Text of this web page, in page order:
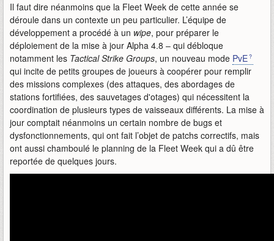
Il faut dire néanmoins que la Fleet Week de cette année se
déroule dans un contexte un peu particulier. L’équipe de
développement a procédé à un wipe, pour préparer le
déploiement de la mise à jour Alpha 4.8 – qui débloque
notamment les Tactical Strike Groups, un nouveau mode PvE
qui incite de petits groupes de joueurs à coopérer pour remplir
des missions complexes (des attaques, des abordages de
stations fortifiées, des sauvetages d'otages) qui nécessitent la
coordination de plusieurs types de vaisseaux différents. La mise à
jour comptait néanmoins un certain nombre de bugs et
dysfonctionnements, qui ont fait l’objet de patchs correctifs, mais
ont aussi chamboulé le planning de la Fleet Week qui a dû être
reportée de quelques jours.